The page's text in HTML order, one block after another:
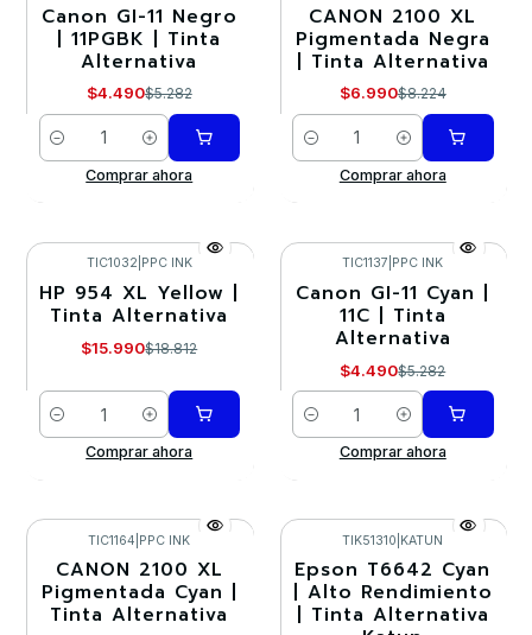
-15%
Canon GI-11 Negro
| 11PGBK | Tinta
Alternativa
$4.490$5.282
Cantidad
Comprar ahora
-15%
CANON 2100 XL
Pigmentada Negra
| Tinta Alternativa
$6.990$8.224
Cantidad
Comprar ahora
-15%
TIC1032 PPC INK
HP 954 XL Yellow |
Tinta Alternativa
$15.990$18.812
Cantidad
Comprar ahora
-15%
TIC1137 PPC INK
Canon GI-11 Cyan |
11C | Tinta
Alternativa
$4.490$5.282
Cantidad
Comprar ahora
-15%
Agotado
TIC1164 PPC INK
CANON 2100 XL
Pigmentada Cyan |
Tinta Alternativa
-15%
TIK51310 KATUN
Epson T6642 Cyan
| Alto Rendimiento
| Tinta Alternativa